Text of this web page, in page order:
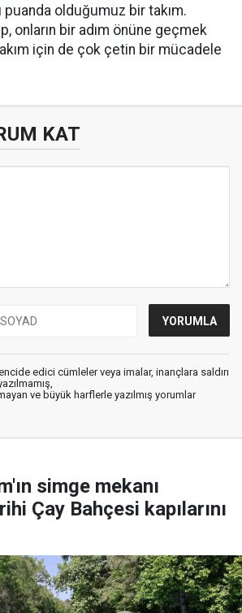
puanda olduğumuz bir takım.
onların bir adım önüne geçmek
için de çok çetin bir mücadele
KAT
edici cümleler veya imalar, inançlara saldırı
ve büyük harflerle yazılmış yorumlar
simge mekanı
Çay Bahçesi kapılarını